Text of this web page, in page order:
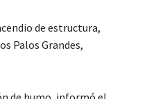
de estructura,
Palos Grandes,